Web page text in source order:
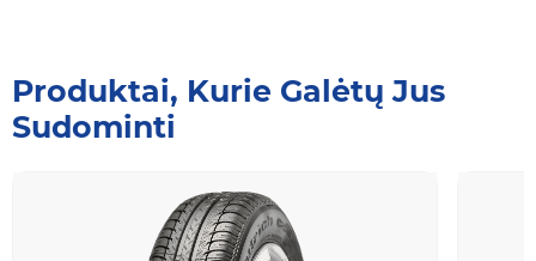
Produktai, Kurie Galėtų Jus
Sudominti